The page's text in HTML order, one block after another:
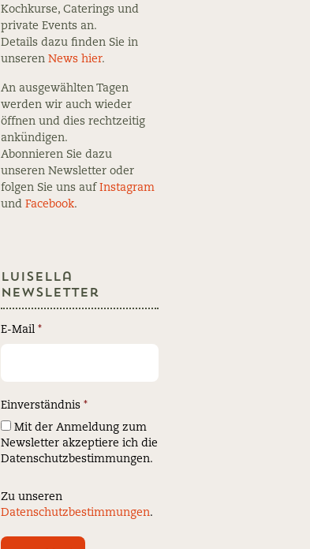
Kochkurse, Caterings und
private Events an.
Details dazu finden Sie in
unseren News hier.
An ausgewählten Tagen
werden wir auch wieder
öffnen und dies rechtzeitig
ankündigen.
Abonnieren Sie dazu
unseren Newsletter oder
folgen Sie uns auf Instagram
und Facebook.
Luisella
Newsletter
E-Mail *
Einverständnis *
Mit der Anmeldung zum
Newsletter akzeptiere ich die
Datenschutzbestimmungen.
Zu unseren
Datenschutzbestimmungen.